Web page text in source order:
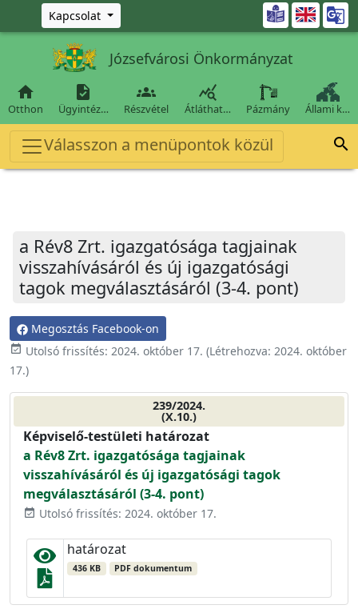
Ugrás a fő tartalomra
Kapcsolat 
Józsefvárosi Önkormányzat

Otthon

Ügyintéz…

Részvétel

Átláthat… Pázmány Állami k…
Válasszon a menüpontok közül 
a Rév8 Zrt. igazgatósága tagjainak
visszahívásáról és új igazgatósági
tagok megválasztásáról (3-4. pont)
Megosztás Facebook-on
event_available Utolsó frissítés: 2024. október 17. (Létrehozva: 2024. október
17.)
239/2024.
(X.10.)
Képviselő-testületi határozat
a Rév8 Zrt. igazgatósága tagjainak
visszahívásáról és új igazgatósági tagok
megválasztásáról (3-4. pont)
event_available Utolsó frissítés: 2024. október 17.
határozat
436 KB PDF dokumentum